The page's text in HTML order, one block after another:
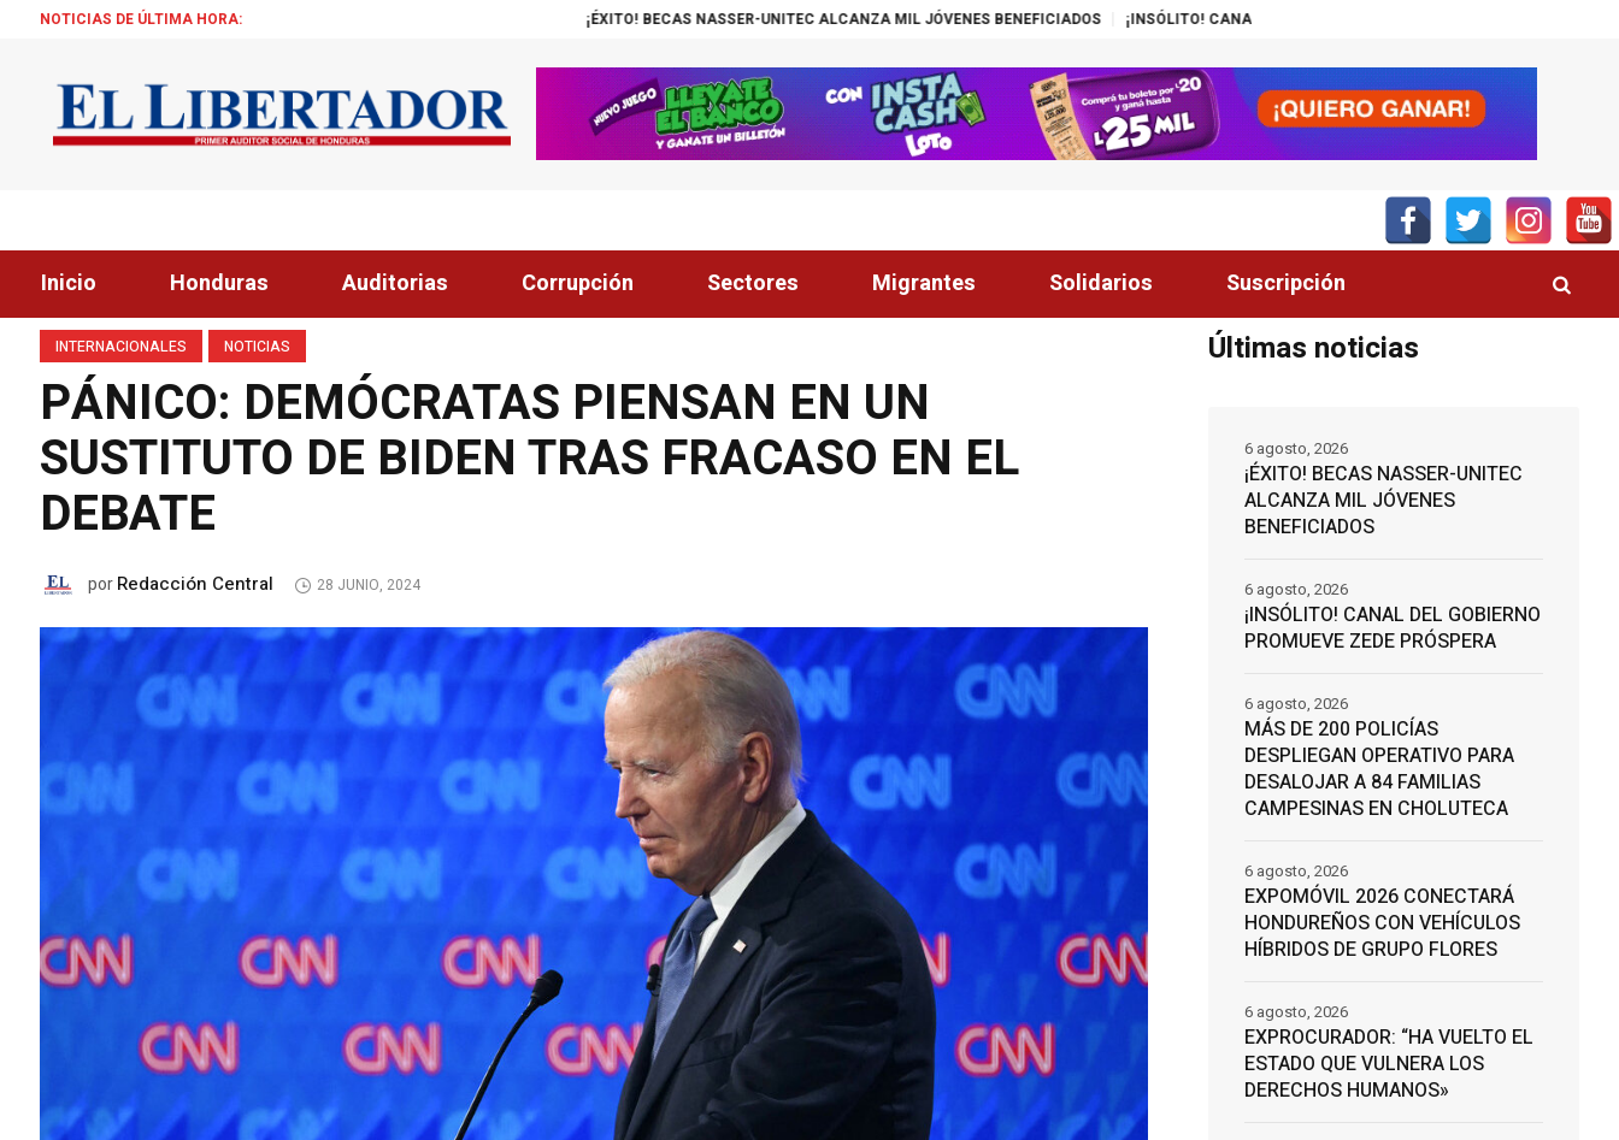
NOTICIAS DE ÚLTIMA HORA: ¡ÉXITO! BECAS NASSER-UNITEC ALCANZA MIL JÓVENES BENEFICIADOS ¡INSÓLITO! CANAL DEL GOBIERNO PROMUEVE ZEDE PRÓSPERA
Inicio Honduras Auditorias Corrupción Sectores Migrantes Solidarios Suscripción
INTERNACIONALES NOTICIAS
PÁNICO: DEMÓCRATAS PIENSAN EN UN
SUSTITUTO DE BIDEN TRAS FRACASO EN EL
DEBATE
porRedacción Central 28 JUNIO, 2024
Últimas noticias
¡ÉXITO! BECAS NASSER-UNITEC
ALCANZA MIL JÓVENES
BENEFICIADOS
6 agosto, 2026
¡INSÓLITO! CANAL DEL GOBIERNO
PROMUEVE ZEDE PRÓSPERA
6 agosto, 2026
MÁS DE 200 POLICÍAS
DESPLIEGAN OPERATIVO PARA
DESALOJAR A 84 FAMILIAS
CAMPESINAS EN CHOLUTECA
6 agosto, 2026
EXPOMÓVIL 2026 CONECTARÁ
HONDUREÑOS CON VEHÍCULOS
HÍBRIDOS DE GRUPO FLORES
6 agosto, 2026
EXPROCURADOR: “HA VUELTO EL
ESTADO QUE VULNERA LOS
DERECHOS HUMANOS»
6 agosto, 2026